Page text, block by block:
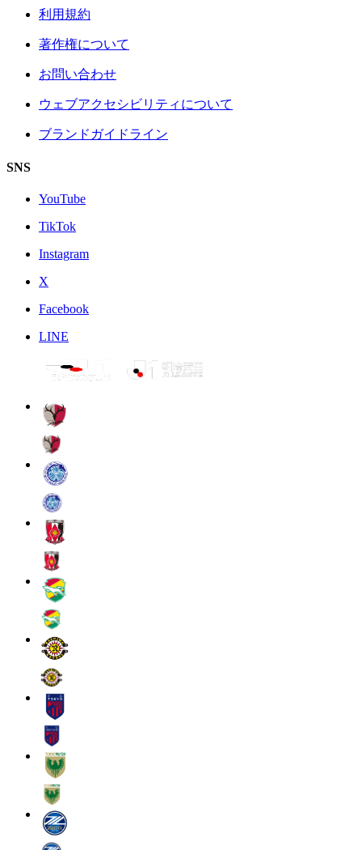
利用規約
著作権について
お問い合わせ
ウェブアクセシビリティについて
ブランドガイドライン
SNS
YouTube
TikTok
Instagram
X
Facebook
LINE